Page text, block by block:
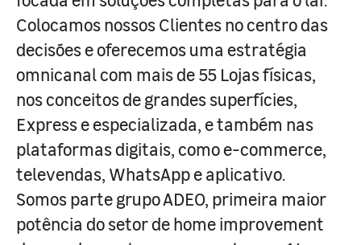
Colocamos nossos Clientes no centro das
decisões e oferecemos uma estratégia
omnicanal com mais de 55 Lojas físicas,
nos conceitos de grandes superfícies,
Express e especializada, e também nas
plataformas digitais, como e-commerce,
televendas, WhatsApp e aplicativo.
Somos parte grupo ADEO, primeira maior
potência do setor de home improvement